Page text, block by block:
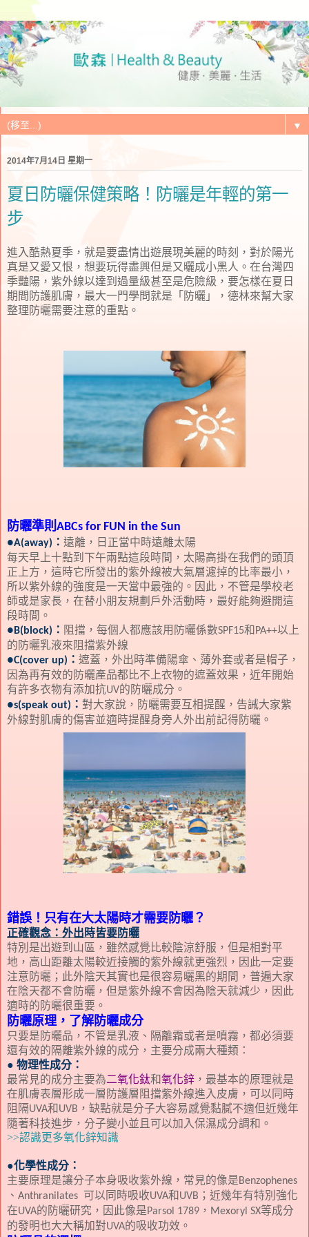
▼
2014年7月14日 星期一
夏日防曬保健策略！防曬是年輕的第一
步
進入酷熱夏季，就是要盡情出遊展現美麗的時刻，對於陽光
真是又愛又恨，想要玩得盡興但是又曬成小黑人。 在台灣四
季豔陽，紫外線以達到過量級甚至是危險級，要怎樣在夏日
期間防護肌膚，最大一門學問就是「防曬」，德林來幫大家
整理防曬需要注意的重點。
防曬準則 ABCs for FUN in the Sun
●A(away) ： 遠離，日正當中時遠離太陽
每天早上十點到下午兩點這段時間，太陽高掛在我們的頭頂
正上方，這時它所發出的紫外線被大氣層濾掉的比率最小，
所以紫外線的強度是一天當中最強的。因此，不管是學校老
師或是家長，在替小朋友規劃戶外活動時，最好能夠避開這
段時間。
●B(block) ： 阻擋，每個人都應該用防曬係數SPF15和PA++以上
的防曬乳液來阻擋紫外線
●C(cover up) ： 遮蓋，外出時準備陽傘、薄外套或者是帽子，
因為再有效的防曬產品都比不上衣物的遮蓋效果，近年開始
有許多衣物有添加抗UV的防曬成分。
●s(speak out) ： 對大家說，防曬需要互相提醒，告誡大家紫
外線對肌膚的傷害並適時提醒身旁人外出前記得防曬。
錯誤！只有在大太陽時才需要防曬？
正確觀念：外出時皆要防曬
特別是出遊到山區，雖然感覺比較陰涼舒服，但是相對平
地，高山距離太陽較近接觸的紫外線就更強烈，因此一定要
注意防曬；此外陰天其實也是很容易曬黑的期間，普遍大家
在陰天都不會防曬，但是紫外線不會因為陰天就減少，因此
適時的防曬很重要。
防曬原理，了解防曬成分
只要是防曬品，不管是乳液、隔離霜或者是噴霧，都必須要
還有效的隔離紫外線的成分，主要分成兩大種類：
● 物理性成分：
最常見的成分主要為二氧化鈦和氧化鋅 ，最基本的原理就是
在肌膚表層形成一層防護層阻擋紫外線進入皮膚，可以同時
阻隔UVA和UVB ，缺點就是分子大容易感覺黏膩不適但近幾年
隨著科技進步，分子變小並且可以加入保濕成分調和。
>>認識更多氧化鋅知識
●化學性成分：
主要原理是讓分子本身吸收紫外線，常見的像是Benzophenes
、 Anthranilates 可以同時吸收UVA和UVB ；近幾年有特別強化
在UVA的防曬研究，因此像是Parsol 1789 ， Mexoryl SX等成分
的發明也大大稱加對UVA的吸收功效。